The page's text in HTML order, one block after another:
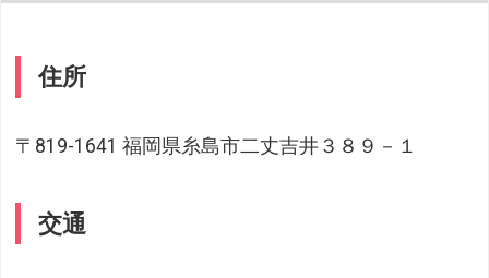
住所
〒819-1641 福岡県糸島市二丈吉井３８９－１
交通